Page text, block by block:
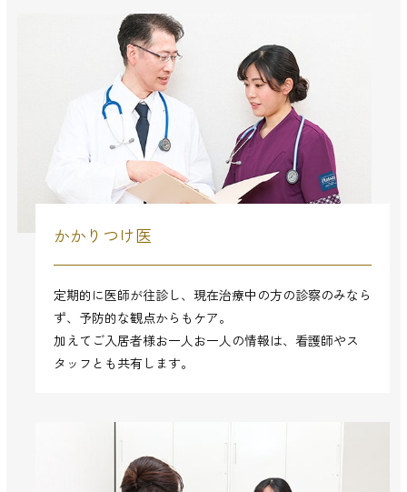
かかりつけ医
定期的に医師が往診し、現在治療中の方の診察のみなら
ず、予防的な観点からもケア。
加えてご入居者様お一人お一人の情報は、看護師やス
タッフとも共有します。